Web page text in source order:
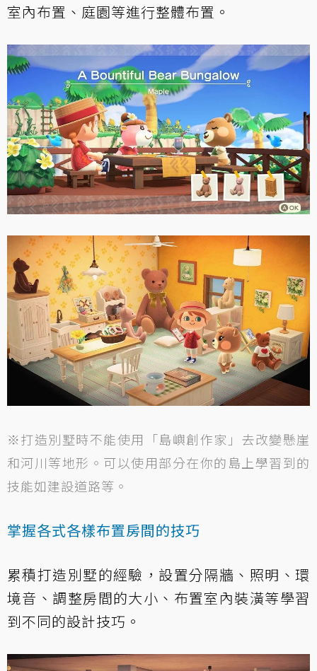
室內布置、庭園等進行整體布置。
※打造別墅時不能使用「島嶼創作家」去改變懸崖
和河川等地形。可以使用部分在你的島上學習到的
技能如建設道路等。
掌握各式各樣布置房間的技巧
累積打造別墅的經驗，設置分隔牆、照明、環
境音、調整房間的大小、布置室內裝潢等學習
到不同的設計技巧。